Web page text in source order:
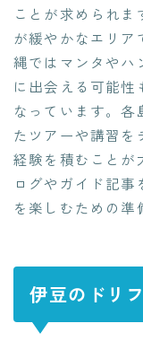
ことが求められ
が緩やかなエリア
縄ではマンタやハ
に出会える可能性
なっています。各
たツアーや講習を
経験を積むことが
ログやガイド記
を楽しむための準
伊豆のドリ